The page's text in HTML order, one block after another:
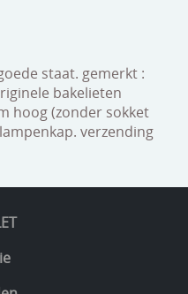
staat. gemerkt :
bakelieten
hoog (zonder sokket
verzending